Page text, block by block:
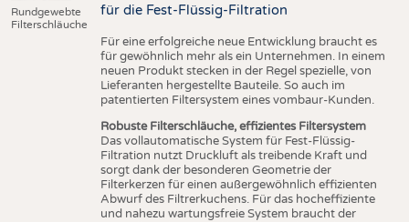
Rundgewebte
Filterschläuche
für die Fest-Flüssig-Filtration
Für eine erfolgreiche neue Entwicklung braucht es
für gewöhnlich mehr als ein Unternehmen. In einem
neuen Produkt stecken in der Regel spezielle, von
Lieferanten hergestellte Bauteile. So auch im
patentierten Filtersystem eines vombaur-Kunden.
Robuste Filterschläuche, effizientes Filtersystem
Das vollautomatische System für Fest-Flüssig-
Filtration nutzt Druckluft als treibende Kraft und
sorgt dank der besonderen Geometrie der
Filterkerzen für einen außergewöhnlich effizienten
Abwurf des Filtrerkuchens. Für das hocheffiziente
und nahezu wartungsfreie System braucht der